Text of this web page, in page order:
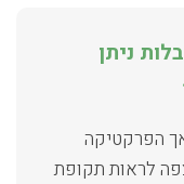
ניתן
הפרקטיקה
לראות תקופת